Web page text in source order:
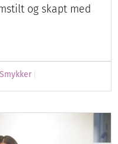
og skapt med
Smykker